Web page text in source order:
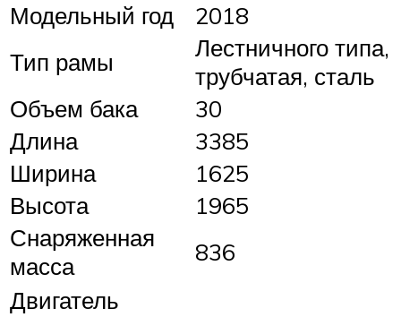
Модельный год
2018
Тип рамы
Лестничного типа,
трубчатая, сталь
Объем бака
30
Длина
3385
Ширина
1625
Высота
1965
Снаряженная
масса
836
Двигатель